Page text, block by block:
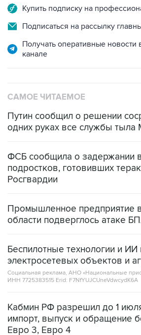
Подписаться на рассылку
Получать оперативные
Путин сообщил о решении
ФСБ сообщила о задержании
Росгвардии
Промышленное предприятие
Беспилотные технологии и ИИ
Социальная реклама, АНО «Национальные
ИНН 7725383515 Erid: F7NfYUJCUneVdwcydK6A
Кабмин РФ разрешил до 1
Евро 3, Евро 4